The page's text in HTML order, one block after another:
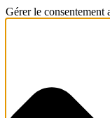
Gérer le consentement